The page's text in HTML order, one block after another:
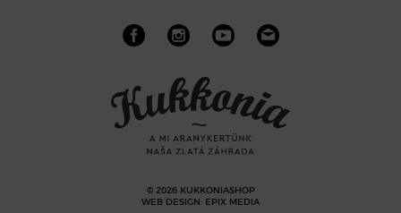
© 2026 KUKKONIASHOP
WEB DESIGN: EPIX MEDIA